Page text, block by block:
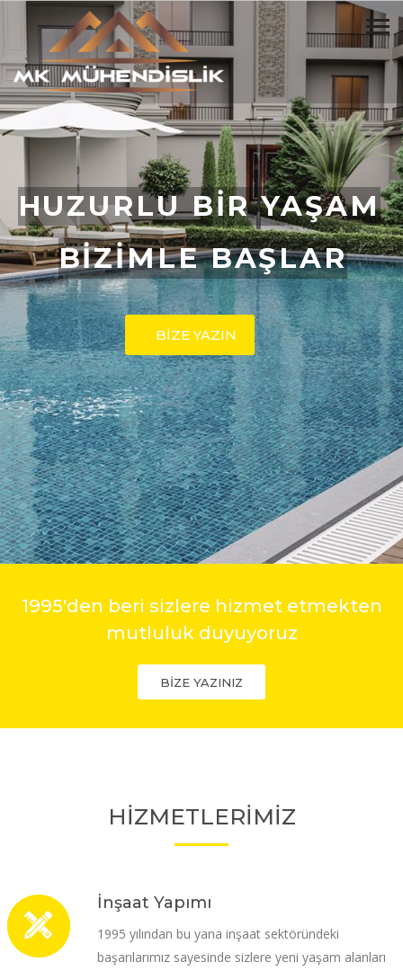
BİZİMLE BAŞLAR
BİZE YAZIN
HUZURLU BİR YAŞAM
1995'den beri sizlere hizmet etmekten
mutluluk duyuyoruz
BİZE YAZINIZ
HİZMETLERİMİZ
İnşaat Yapımı
1995 yılından bu yana inşaat sektöründeki
başarılarımız sayesinde sizlere yeni yaşam alanları